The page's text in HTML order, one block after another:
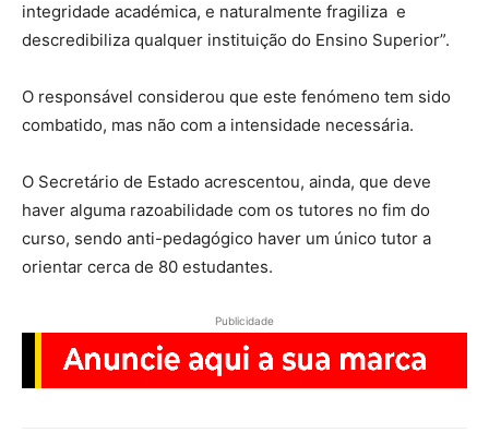
integridade académica, e naturalmente fragiliza e
descredibiliza qualquer instituição do Ensino Superior”.
O responsável considerou que este fenómeno tem sido
combatido, mas não com a intensidade necessária.
O Secretário de Estado acrescentou, ainda, que deve
haver alguma razoabilidade com os tutores no fim do
curso, sendo anti-pedagógico haver um único tutor a
orientar cerca de 80 estudantes.
Publicidade